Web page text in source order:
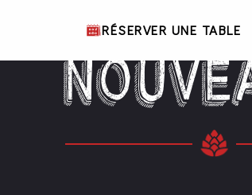
RÉSERVER UNE TABLE